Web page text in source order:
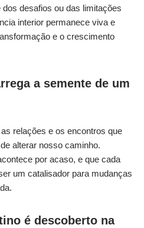
desafios ou das limitações
interior permanece viva e
e o crescimento
a semente de um
relações e os encontros que
alterar nosso caminho.
por acaso, e que cada
um catalisador para mudanças
é descoberto na